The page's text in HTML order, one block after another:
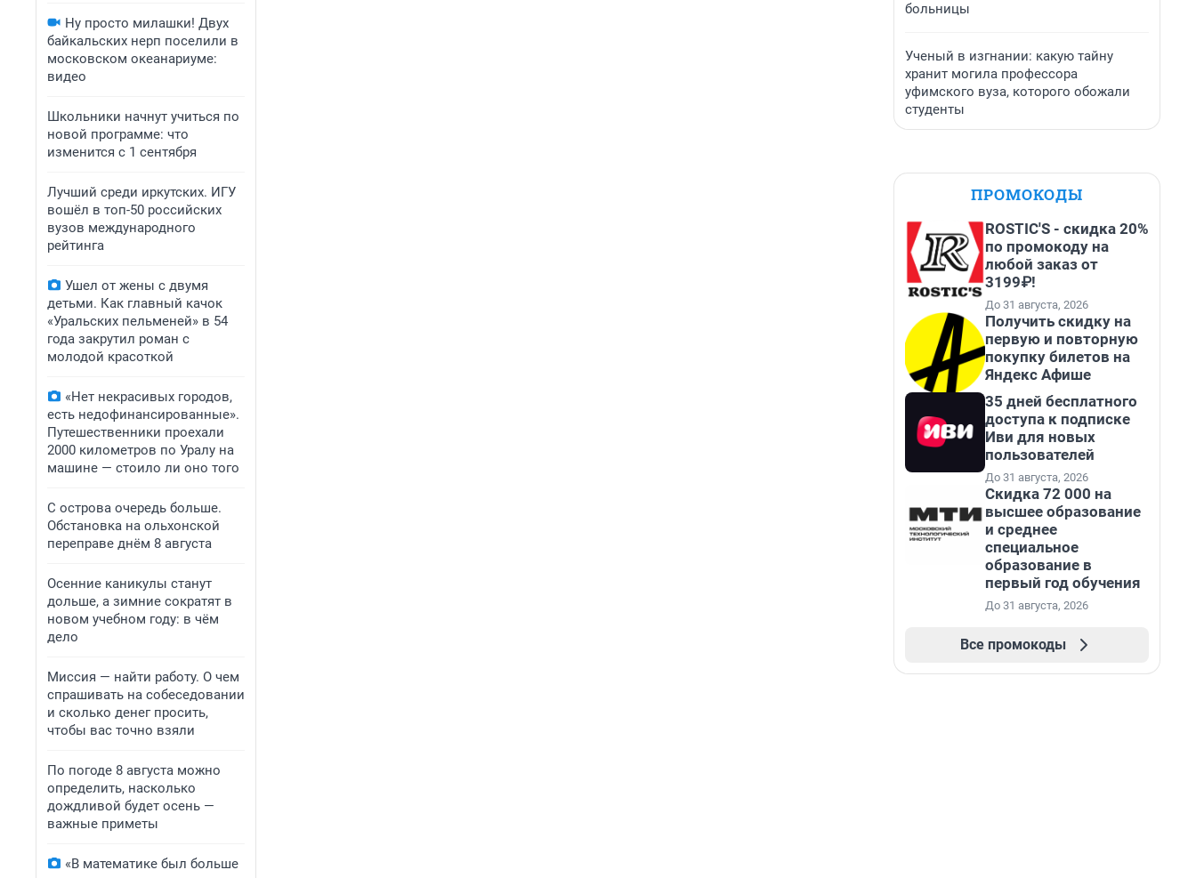
Ну просто милашки! Двух
байкальских нерп поселили в
московском океанариуме:
видео
Школьники начнут учиться по
новой программе: что
изменится с 1 сентября
Лучший среди иркутских. ИГУ
вошёл в топ-50 российских
вузов международного
рейтинга
Ушел от жены с двумя
детьми. Как главный качок
«Уральских пельменей» в 54
года закрутил роман с
молодой красоткой
«Нет некрасивых городов,
есть недофинансированные».
Путешественники проехали
2000 километров по Уралу на
машине — стоило ли оно того
С острова очередь больше.
Обстановка на ольхонской
переправе днём 8 августа
Осенние каникулы станут
дольше, а зимние сократят в
новом учебном году: в чём
дело
Миссия — найти работу. О чем
спрашивать на собеседовании
и сколько денег просить,
чтобы вас точно взяли
По погоде 8 августа можно
определить, насколько
дождливой будет осень —
важные приметы
«В математике был больше
больницы
Ученый в изгнании: какую тайну
хранит могила профессора
уфимского вуза, которого обожали
студенты
ПРОМОКОДЫ
ROSTIC'S - скидка 20%
по промокоду на
любой заказ от
3199₽!
До 31 августа, 2026
Получить скидку на
первую и повторную
покупку билетов на
Яндекс Афише
35 дней бесплатного
доступа к подписке
Иви для новых
пользователей
До 31 августа, 2026
Скидка 72 000 на
высшее образование
и среднее
специальное
образование в
первый год обучения
До 31 августа, 2026
Все промокоды